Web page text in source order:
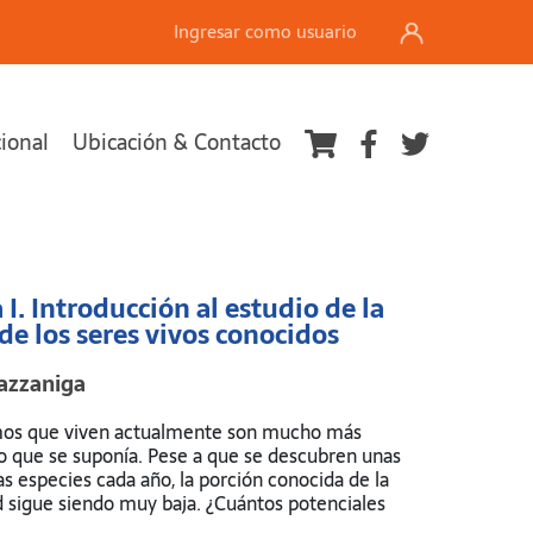
Ingresar como usuario
Ubicación & Contacto
Introducción al estudio de la
los seres vivos conocidos
que viven actualmente son mucho más
que se suponía. Pese a que se descubren unas
especies cada año, la porción conocida de la
siendo muy baja. ¿Cuántos potenciales